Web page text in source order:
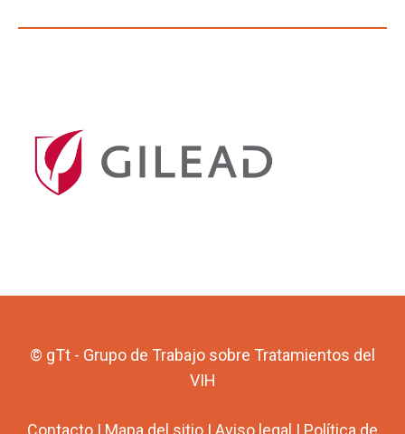
© gTt - Grupo de Trabajo sobre Tratamientos del
VIH
Contacto | Mapa del sitio | Aviso legal | Política de